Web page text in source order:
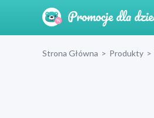
Strona Główna > Produkty >